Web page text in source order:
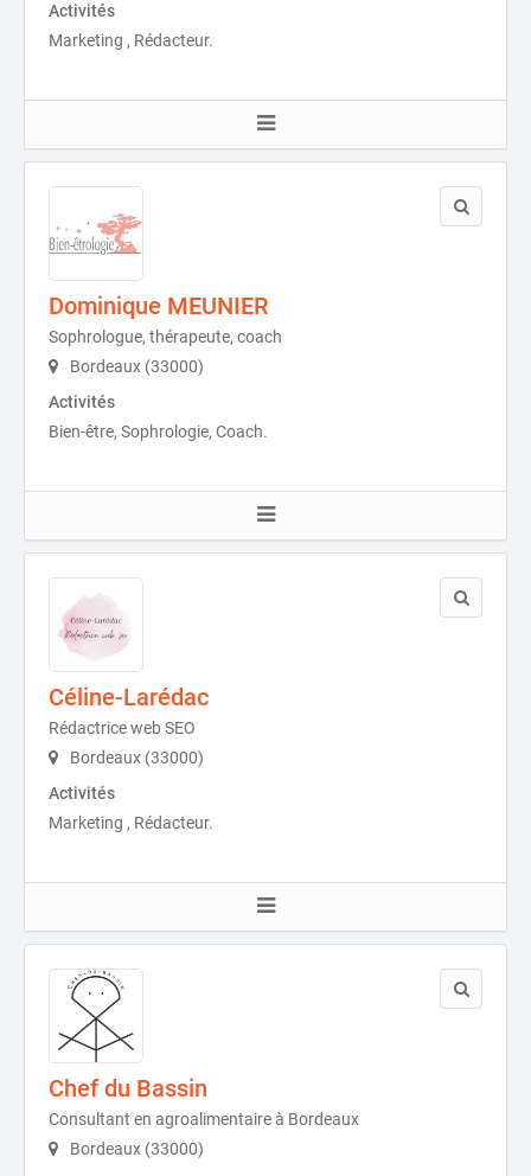
Activités
Marketing , Rédacteur.
Dominique MEUNIER
Sophrologue, thérapeute, coach
Bordeaux (33000)
Activités
Bien-être, Sophrologie, Coach.
Céline-Larédac
Rédactrice web SEO
Bordeaux (33000)
Activités
Marketing , Rédacteur.
Chef du Bassin
Consultant en agroalimentaire à Bordeaux
Bordeaux (33000)